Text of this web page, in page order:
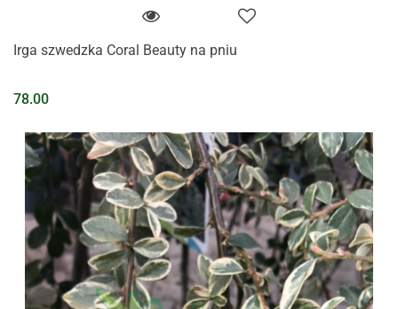
Irga szwedzka Coral Beauty na pniu
78.00